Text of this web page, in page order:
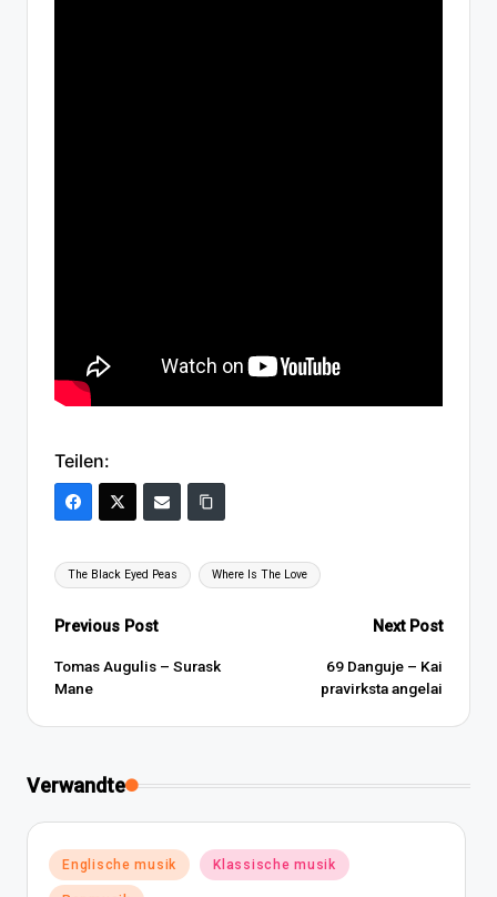
Teilen:
Tags:
The Black Eyed Peas Where Is The Love
Post
navigation
Previous Post
Tomas Augulis – Surask
Mane
Next Post
69 Danguje – Kai
pravirksta angelai
Verwandte
Posted
in
Englische musik Klassische musik